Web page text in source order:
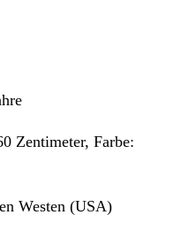
Zentimeter, Farbe:
Westen (USA)